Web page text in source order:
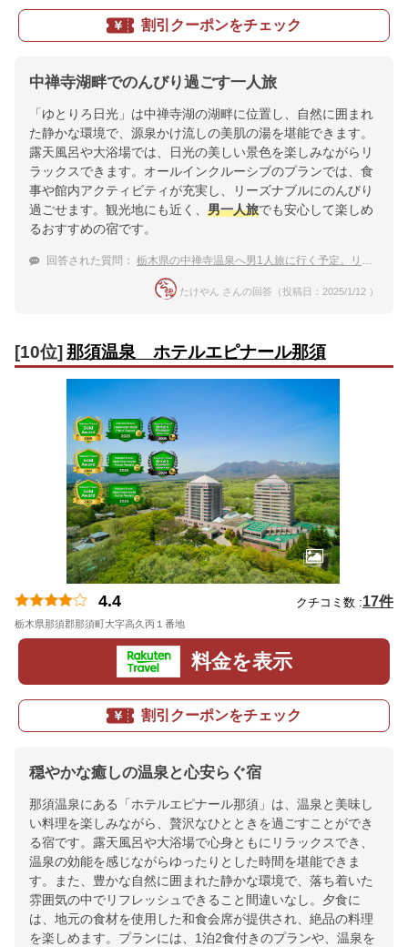
割引クーポンをチェック
中禅寺湖畔でのんびり過ごす一人旅
「ゆとりろ日光」は中禅寺湖の湖畔に位置し、自然に囲まれ
た静かな環境で、源泉かけ流しの美肌の湯を堪能できます。
露天風呂や大浴場では、日光の美しい景色を楽しみながらリ
ラックスできます。オールインクルーシブのプランでは、食
事や館内アクティビティが充実し、リーズナブルにのんびり
過ごせます。観光地にも近く、 男一人旅でも安心して楽しめ
るおすすめの宿です。
回答された質問： 栃木県の中禅寺温泉へ男1人旅に行く予定。リーズナブルにのんびり過ごしたいです。おすすめ知りたい。
たけやん さんの回答（投稿日：2025/1/12 ）
[10位] 那須温泉 ホテルエピナール那須
4.4 クチコミ数 :17件
栃木県那須郡那須町大字高久丙１番地
料金を表示
割引クーポンをチェック
穏やかな癒しの温泉と心安らぐ宿
那須温泉にある「ホテルエピナール那須」は、温泉と美味し
い料理を楽しみながら、贅沢なひとときを過ごすことができ
る宿です。露天風呂や大浴場で心身ともにリラックスでき、
温泉の効能を感じながらゆったりとした時間を堪能できま
す。また、豊かな自然に囲まれた静かな環境で、落ち着いた
雰囲気の中でリフレッシュできること間違いなし。夕食に
は、地元の食材を使用した和食会席が提供され、絶品の料理
を楽しめます。プランには、1泊2食付きのプランや、温泉を